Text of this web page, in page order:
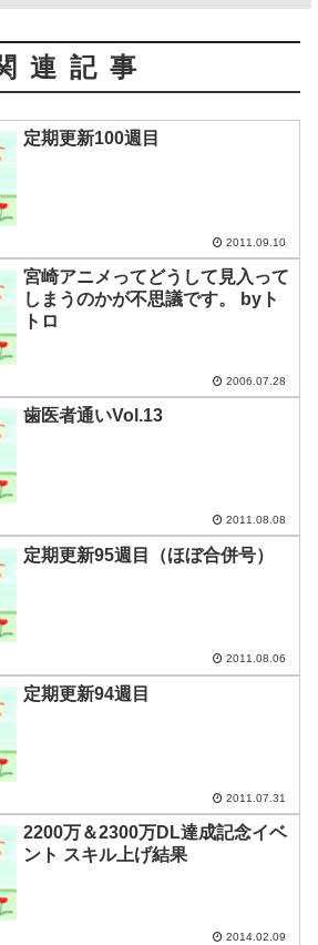
連記事
定期更新100週目
2011.09.10
宮崎アニメってどうして見入って
しまうのかが不思議です。 byト
トロ
2006.07.28
歯医者通いVol.13
2011.08.08
定期更新95週目（ほぼ合併号）
2011.08.06
定期更新94週目
2011.07.31
2200万＆2300万DL達成記念イベ
ント スキル上げ結果
2014.02.09